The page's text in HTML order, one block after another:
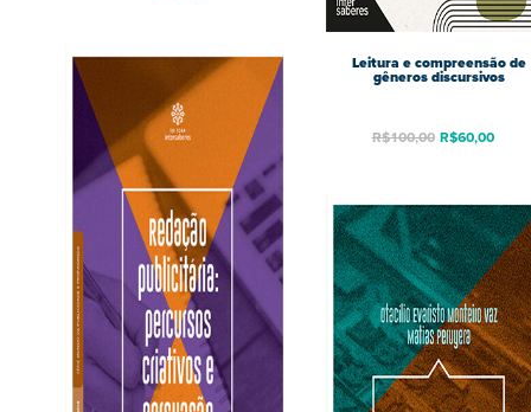
Leitura e compreensão de
gêneros discursivos
R$100,00 R$60,00